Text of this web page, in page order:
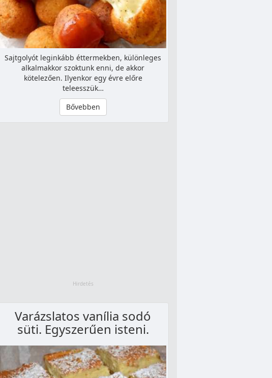
Sajtgolyót leginkább éttermekben, különleges
alkalmakkor szoktunk enni, de akkor
kötelezően. Ilyenkor egy évre előre
teleesszük…
Bővebben
Varázslatos vanília sodó
süti. Egyszerűen isteni.